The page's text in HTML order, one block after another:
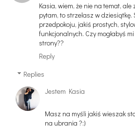
Kasia, wiem, że nie na temat, ale
pytam, to strzelasz w dziesiątkę.
przedpokoju, jakiś prostych,
funkcjonalnych. Czy mogłabyś
strony??
Reply
Replies
Jestem Kasia
Masz na myśli jakiś wieszak
na ubrania ?:)